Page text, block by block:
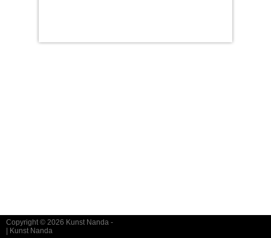
Copyright © 2026 Kunst Nanda -
Kunst Nanda